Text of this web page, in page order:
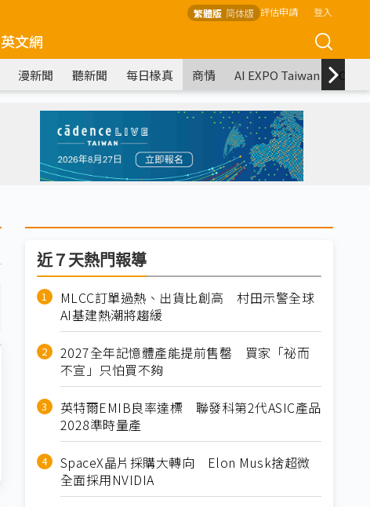
繁體版 简体版 評估申請 登入
英文網
漫新聞 聽新聞 每日椽真 商情 AI EXPO Taiwan
近７天熱門報導
MLCC訂單過熱、出貨比創高 村田示警全球
AI基建熱潮將趨緩
2027全年記憶體產能提前售罄 買家「祕而
不宣」只怕買不夠
英特爾EMIB良率達標 聯發科第2代ASIC產品
2028準時量產
SpaceX晶片採購大轉向 Elon Musk捨超微
全面採用NVIDIA